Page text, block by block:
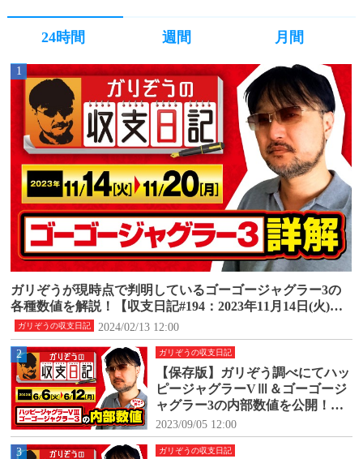
24時間 週間 月間
1
ガリぞうの収支日記
ガリぞうが現時点で判明しているゴーゴージャグラー3の
各種数値を解説！【収支日記#194：2023年11月14日(火)～1
1月20日(月)】
2024/02/13 12:00
2 ガリぞうの収支日記
【保存版】ガリぞう調べにてハッ
ピージャグラーVⅢ＆ゴーゴージ
ャグラー3の内部数値を公開！
【収支日記#171：2023年6月6日
(火)～6月12日(月)】
2023/09/05 12:00
3 ガリぞうの収支日記